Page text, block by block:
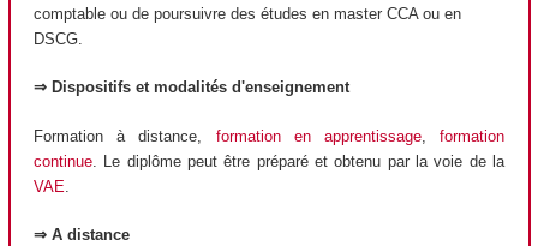
comptable ou de poursuivre des études en master CCA ou en
DSCG.
⇒ Dispositifs et modalités d'enseignement
Formation à distance, formation en apprentissage,formation
continue . Le diplôme peut être préparé et obtenu par la voie de la
VAE
⇒ A distance